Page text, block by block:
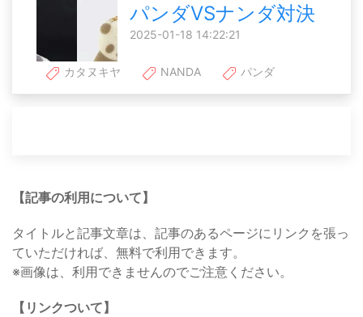
パンダVSナンダ対決
2025-01-18 14:22:21
カタヌキヤ NANDA パンダ
【記事の利用について】
タイトルと記事文章は、記事のあるページにリンクを張っ
ていただければ、無料で利用できます。
※画像は、利用できませんのでご注意ください。
【リンクついて】